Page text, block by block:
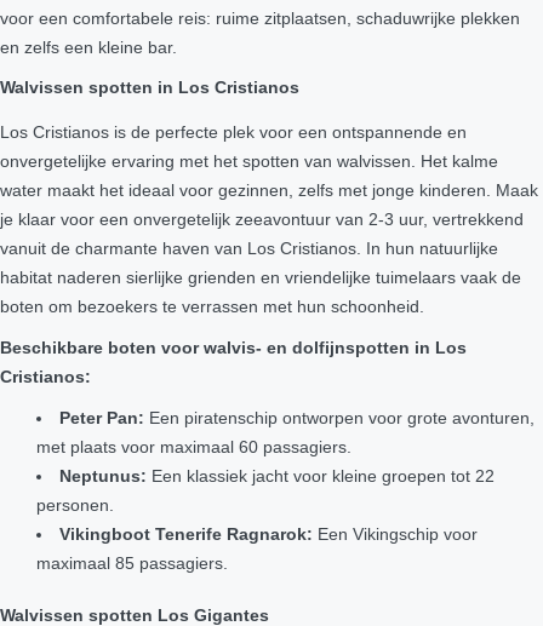
voor een comfortabele reis: ruime zitplaatsen, schaduwrijke plekken
en zelfs een kleine bar.
Walvissen spotten in Los Cristianos
Los Cristianos is de perfecte plek voor een ontspannende en
onvergetelijke ervaring met het spotten van walvissen. Het kalme
water maakt het ideaal voor gezinnen, zelfs met jonge kinderen. Maak
je klaar voor een onvergetelijk zeeavontuur van 2-3 uur, vertrekkend
vanuit de charmante haven van Los Cristianos. In hun natuurlijke
habitat naderen sierlijke grienden en vriendelijke tuimelaars vaak de
boten om bezoekers te verrassen met hun schoonheid.
Beschikbare boten voor walvis- en dolfijnspotten in Los
Cristianos:
Peter Pan: Een piratenschip ontworpen voor grote avonturen,
met plaats voor maximaal 60 passagiers.
Neptunus: Een klassiek jacht voor kleine groepen tot 22
personen.
Vikingboot Tenerife Ragnarok: Een Vikingschip voor
maximaal 85 passagiers.
Walvissen spotten Los Gigantes